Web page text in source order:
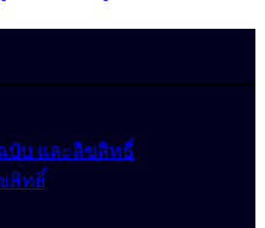
บับ และลิขสิทธิ์
สิทธิ์